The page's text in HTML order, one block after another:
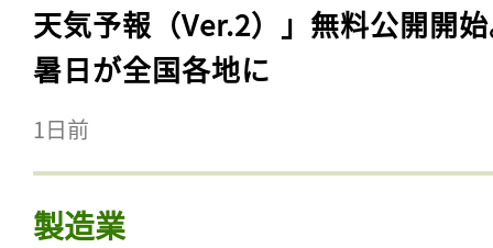
天気予報（Ver.2）」無料公開開
暑日が全国各地に
1日前
製造業